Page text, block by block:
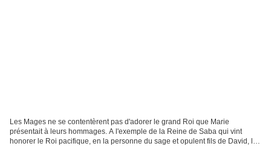
Les Mages ne se contentèrent pas d'adorer le grand Roi que Marie
présentait à leurs hommages. A l'exemple de la Reine de Saba qui vint
honorer le Roi pacifique, en la personne du sage et opulent fils de David, les